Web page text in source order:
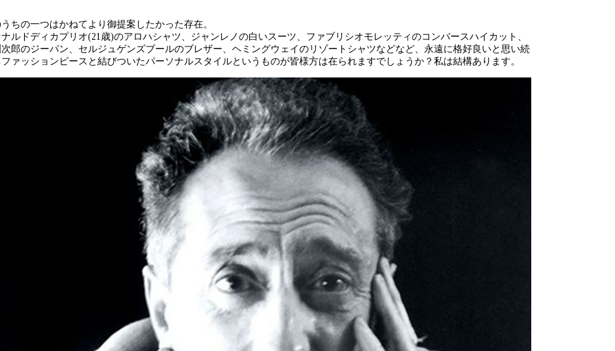
ちの一つはかねてより御提案したかった存在。
ナルドディカプリオ(21歳)のアロハシャツ、ジャンレノの白いスーツ、ファブリシオモレッティのコンバースハイカット、
次郎のジーパン、セルジュゲンズブールのブレザー、ヘミングウェイのリゾートシャツなどなど、永遠に格好良いと思い続
ファッションピースと結びついたパーソナルスタイルというものが皆様方は在られますでしょうか？私は結構あります。